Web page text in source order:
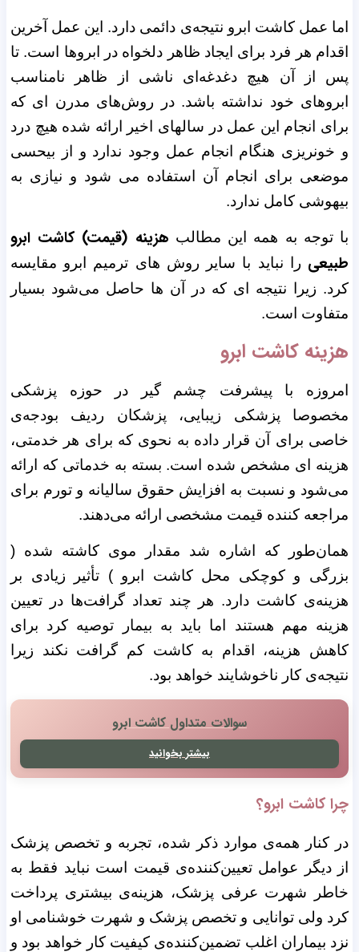
اما عمل کاشت ابرو نتیجه‌ی دائمی دارد. این عمل آخرین
اقدام هر فرد برای ایجاد ظاهر دلخواه در ابروها است. تا
پس از آن هیچ دغدغه‌ای ناشی از ظاهر نامناسب
ابروهای خود نداشته باشد. در روش‌های مدرن ای که
برای انجام این عمل در سالهای اخیر ارائه شده هیچ درد
و خونریزی هنگام انجام عمل وجود ندارد و از بیحسی
موضعی برای انجام آن استفاده می شود و نیازی به
بیهوشی کامل ندارد.
با توجه به همه این مطالب هزینه (قیمت) کاشت ابرو
طبیعی را نباید با سایر روش های ترمیم ابرو مقایسه
کرد. زیرا نتیجه ای که در آن ها حاصل می‌شود بسیار
متفاوت است.
هزینه کاشت ابرو
امروزه با پیشرفت چشم گیر در حوزه پزشکی
مخصوصا پزشکی زیبایی، پزشکان ردیف بودجه‌ی
خاصی برای آن قرار داده به نحوی که برای هر خدمتی،
هزینه ای مشخص شده است. بسته به خدماتی که ارائه
می‌شود و نسبت به افزایش حقوق سالیانه و تورم برای
مراجعه کننده قیمت مشخصی ارائه می‌دهند.
همان‌طور که اشاره شد مقدار موی کاشته شده (
بزرگی و کوچکی محل کاشت ابرو ) تأثیر زیادی بر
هزینه‌ی کاشت دارد. هر چند تعداد گرافت‌ها در تعیین
هزینه مهم هستند اما باید به بیمار توصیه کرد برای
کاهش هزینه، اقدام به کاشت کم گرافت نکند زیرا
نتیجه‌ی کار ناخوشایند خواهد بود.
سوالات متداول کاشت ابرو
بیشتر بخوانید
چرا کاشت ابرو؟
در کنار همه‌ی موارد ذکر شده، تجربه و تخصص پزشک
از دیگر عوامل تعیین‌کننده‌ی قیمت است نباید فقط به
خاطر شهرت عرفی پزشک، هزینه‌ی بیشتری پرداخت
کرد ولی توانایی و تخصص پزشک و شهرت خوشنامی او
نزد بیماران اغلب تضمین‌کننده‌ی کیفیت کار خواهد بود و